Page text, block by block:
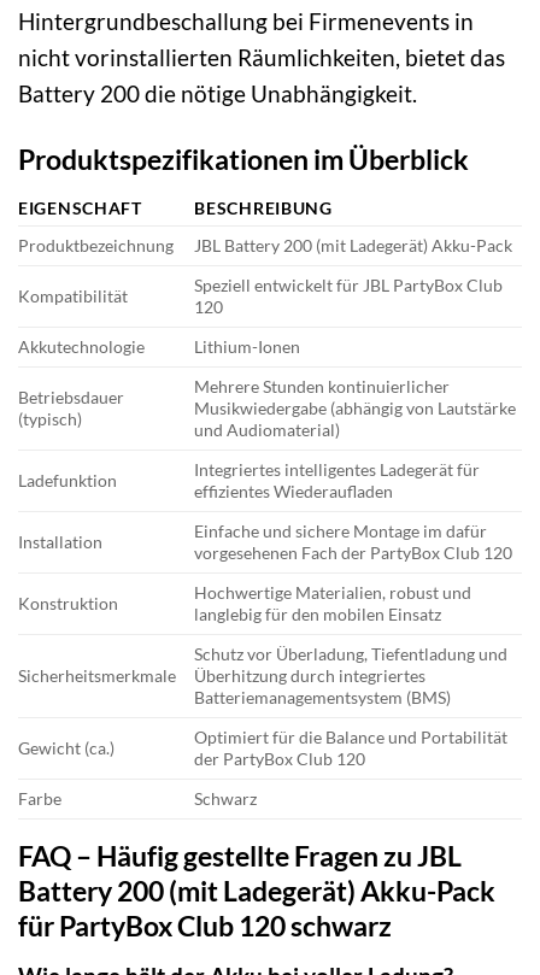
Hintergrundbeschallung bei Firmenevents in
nicht vorinstallierten Räumlichkeiten, bietet das
Battery 200 die nötige Unabhängigkeit.
Produktspezifikationen im Überblick
EIGENSCHAFT
BESCHREIBUNG
Produktbezeichnung
JBL Battery 200 (mit Ladegerät) Akku-Pack
Kompatibilität
Speziell entwickelt für JBL PartyBox Club
120
Akkutechnologie
Lithium-Ionen
Betriebsdauer
(typisch)
Mehrere Stunden kontinuierlicher
Musikwiedergabe (abhängig von Lautstärke
und Audiomaterial)
Ladefunktion
Integriertes intelligentes Ladegerät für
effizientes Wiederaufladen
Installation
Einfache und sichere Montage im dafür
vorgesehenen Fach der PartyBox Club 120
Konstruktion
Hochwertige Materialien, robust und
langlebig für den mobilen Einsatz
Sicherheitsmerkmale
Schutz vor Überladung, Tiefentladung und
Überhitzung durch integriertes
Batteriemanagementsystem (BMS)
Gewicht (ca.)
Optimiert für die Balance und Portabilität
der PartyBox Club 120
Farbe
Schwarz
FAQ – Häufig gestellte Fragen zu JBL
Battery 200 (mit Ladegerät) Akku-Pack
für PartyBox Club 120 schwarz